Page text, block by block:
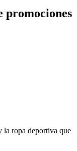
promociones
la ropa deportiva que